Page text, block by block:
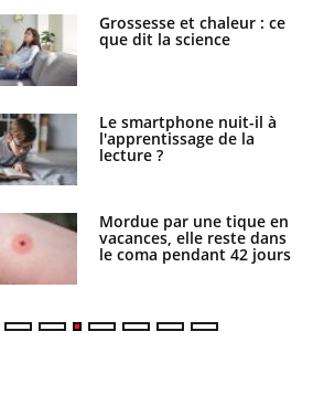
Grossesse et chaleur : ce
que dit la science
Le smartphone nuit-il à
l'apprentissage de la
lecture ?
Mordue par une tique en
vacances, elle reste dans
le coma pendant 42 jours